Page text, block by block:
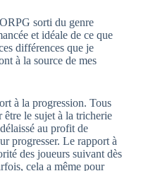
sorti du genre
et idéale de ce que
différences que je
à la source de mes
à la progression. Tous
le sujet à la tricherie
au profit de
progresser. Le rapport à
des joueurs suivant dès
cela a même pour